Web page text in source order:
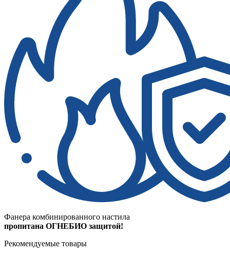
Фанера комбинированного настила
пропитана ОГНЕБИО защитой!
Рекомендуемые товары